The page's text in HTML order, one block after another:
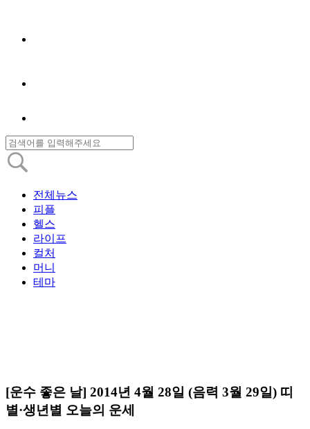
전체뉴스
피플
헬스
라이프
컬처
머니
테마
[운수 좋은 날] 2014년 4월 28일 (음력 3월 29일) 띠
별·생년별 오늘의 운세